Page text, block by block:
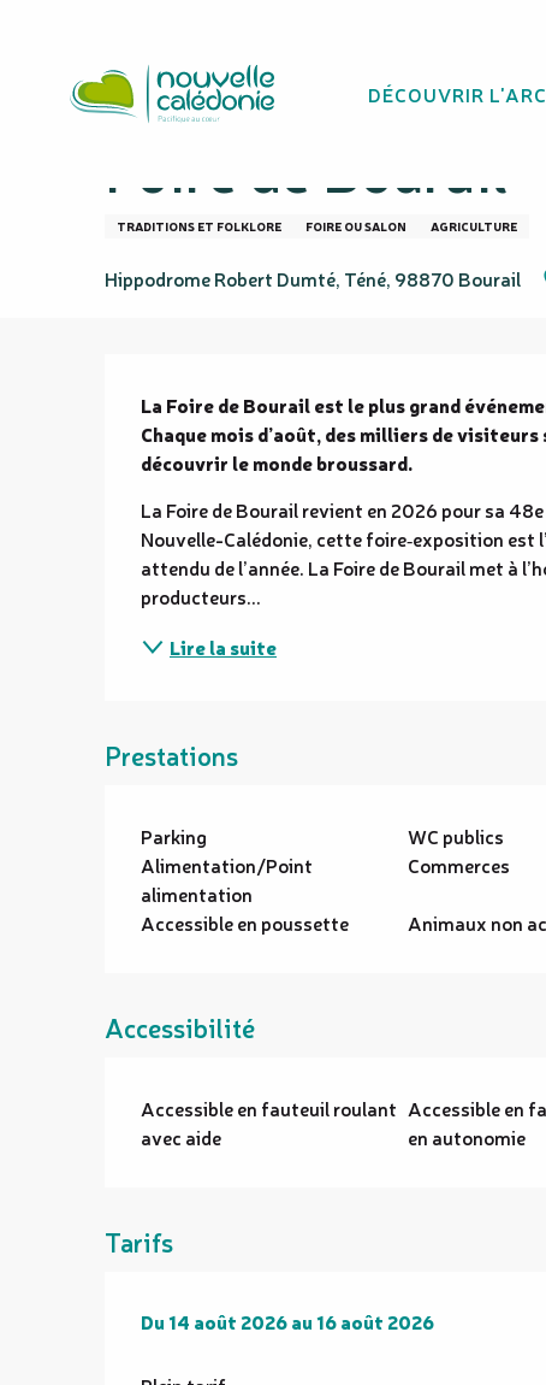
principal
DÉCOUVRIR
14 août > 16 août
Foire de Bourail
TRADITIONS ET FOLKLORE FOIRE OU SALON AGRICULTURE
Hippodrome Robert Dumté, Téné, 98870 Bourail
Description
La Foire de Bourail est le plus grand
Chaque mois d’août, des milliers de
découvrir le monde broussard.
La Foire de Bourail revient en 2026 pour sa
Nouvelle-Calédonie, cette foire‑exposition est
attendu de l’année. La Foire de Bourail met à
producteurs...
Lire la suite
Prestations
Parking WC publics
Alimentation/Point
alimentation
Commerces
Accessible en poussette Animaux non
Accessibilité
Accessible en fauteuil roulant
avec aide
Accessible en
en autonomie
Tarifs
Du14 août 2026au16 août 2026
Du14 août 2026au16 août 2026